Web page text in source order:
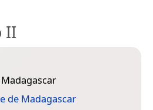
II
de Madagascar